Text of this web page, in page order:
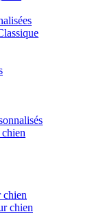
chien
chien